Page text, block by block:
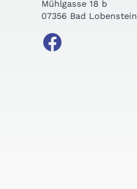
Mühlgasse 18 b
07356 Bad Lobenstein